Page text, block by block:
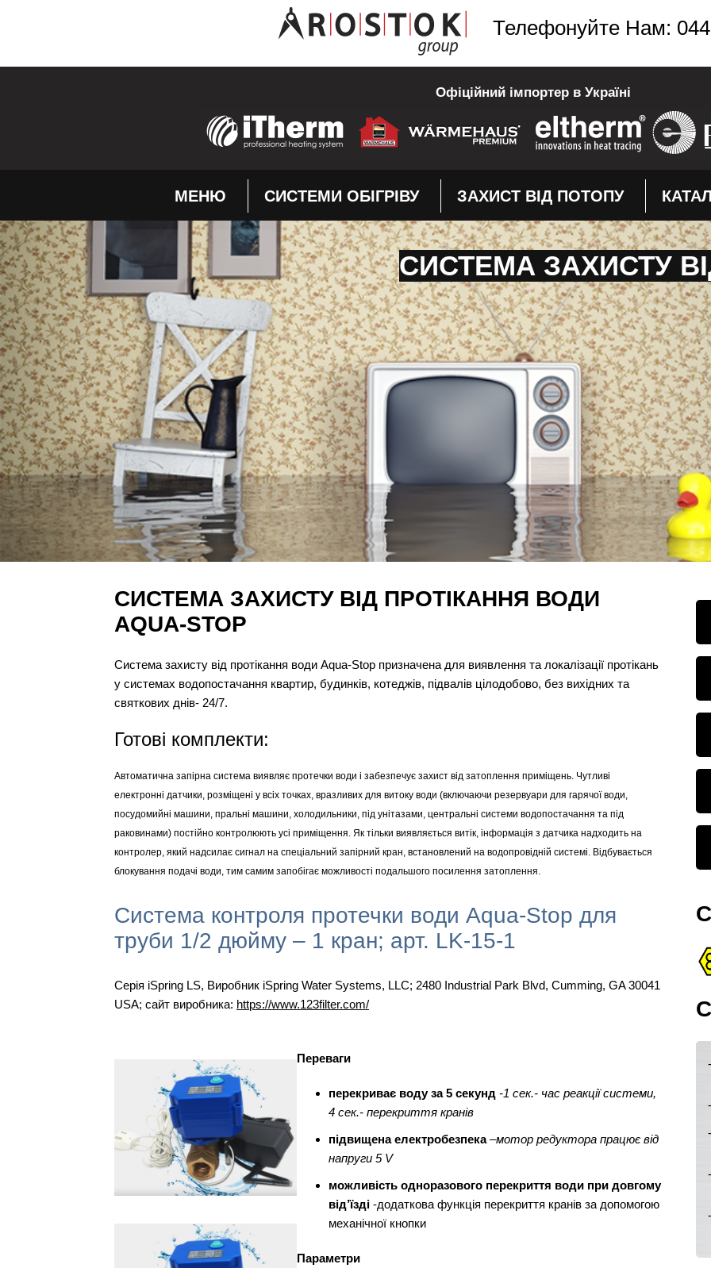
Телефонуйте Нам:
Офіційний імпортер в Україні
МЕНЮ СИСТЕМИ ОБІГРІВУ ЗАХИСТ ВІД ПОТОПУ
СИСТЕМА ЗАХИСТУ
СИСТЕМА ЗАХИСТУ ВІД ПРОТІКАННЯ ВОДИ
AQUA-STOP
Система захисту від протікання води Aqua-Stop призначена для виявлення та локалізації протікань
у системах водопостачання квартир, будинків, котеджів, підвалів цілодобово, без вихідних та
святкових днів- 24/7.
Готові комплекти:
Автоматична запірна система виявляє протечки води і забезпечує захист від затоплення приміщень. Чутливі
електронні датчики, розміщені у всіх точках, вразливих для витоку води (включаючи резервуари для гарячої води,
посудомийні машини, пральні машини, холодильники, під унітазами, центральні системи водопостачання та під
раковинами) постійно контролюють усі приміщення. Як тільки виявляється витік, інформація з датчика надходить на
контролер, який надсилає сигнал на спеціальний запірний кран, встановлений на водопровідній системі. Відбувається
блокування подачі води, тим самим запобігає можливості подальшого посилення затоплення.
Система контроля протечки води Aqua-Stop для
труби 1/2 дюйму – 1 кран; арт. LK-15-1
Серія iSpring LS, Виробник iSpring Water Systems, LLC; 2480 Industrial Park Blvd, Cumming, GA 30041
USA; сайт виробника: https://www.123filter.com/
Переваги
перекриває воду за 5 секунд -1 сек.- час реакції системи,
4 сек.- перекриття кранів
підвищена електробезпека–мотор редуктора працює від
напруги 5 V
можливість одноразового перекриття води при довгому
від’їзді-додаткова функція перекриття кранів за допомогою
механічної кнопки
Параметри